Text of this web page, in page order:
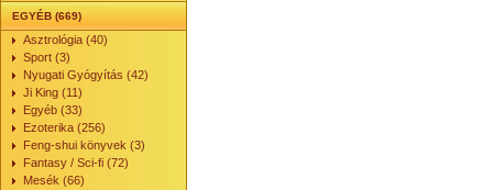
EGYÉB (669)
Asztrológia (40)
Sport (3)
Nyugati Gyógyítás (42)
Ji King (11)
Egyéb (33)
Ezoterika (256)
Feng-shui könyvek (3)
Fantasy / Sci-fi (72)
Mesék (66)